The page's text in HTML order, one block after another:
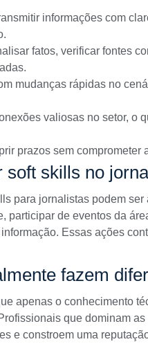
informações com
fatos, verificar fontes
mudanças rápidas no
valiosas no setor, o
prazos sem
soft skills no
para jornalistas podem
participar de eventos da
Essas ações
fazem
apenas o conhecimento
que dominam
e constroem uma